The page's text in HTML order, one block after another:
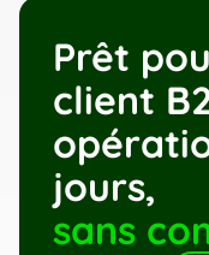
Prêt
client
jours,
sans